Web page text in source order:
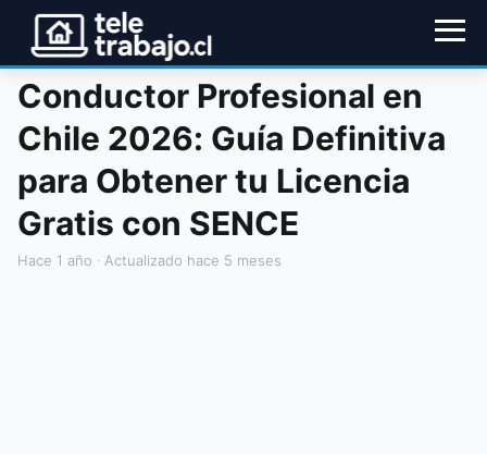
Conductor Profesional en
Chile 2026: Guía Definitiva
para Obtener tu Licencia
Gratis con SENCE
hace 1 año · Actualizado hace 5 meses